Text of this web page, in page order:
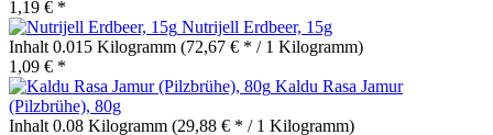
1,19 € *
Nutrijell Erdbeer, 15g
Inhalt 0.015 Kilogramm (72,67 € * / 1 Kilogramm)
1,09 € *
Kaldu Rasa Jamur
(Pilzbrühe), 80g
Inhalt 0.08 Kilogramm (29,88 € * / 1 Kilogramm)